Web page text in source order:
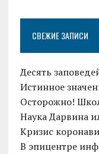
СВЕЖИЕ ЗАПИСИ
Десять
Истинное
Осторожно!
Наука Дарвина
Кризис
В эпицентре